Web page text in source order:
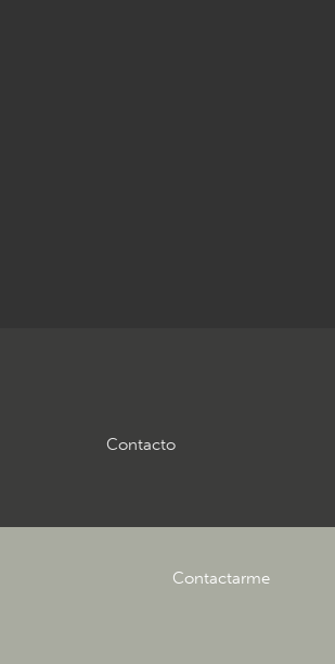
Contacto
Contactarme